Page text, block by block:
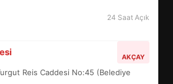
Gazi Caddesi No:14 (Edremit Devlet
24 Saat Açık
MÜZELERİNDE SÜRE